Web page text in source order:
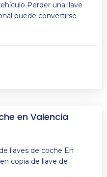
Perder una llave
puede convertirse
en Valencia
llaves de coche En
copia de llave de